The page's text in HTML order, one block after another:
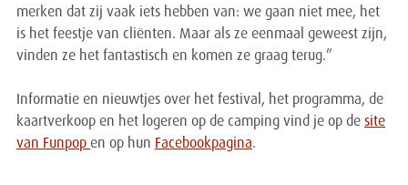
merken dat zij vaak iets hebben van: we gaan niet mee, het
is het feestje van cliënten. Maar als ze eenmaal geweest zijn,
vinden ze het fantastisch en komen ze graag terug.”
Informatie en nieuwtjes over het festival, het programma, de
kaartverkoop en het logeren op de camping vind je op de site
van Funpop en op hun Facebookpagina.